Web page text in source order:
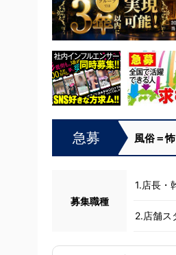
急募 風俗＝
募集職種
1.店長・
2.店舗ス